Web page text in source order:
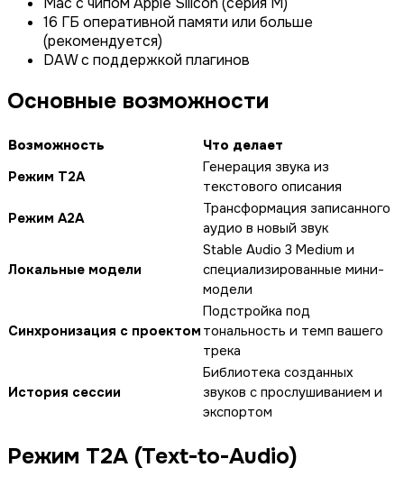
16 ГБ оперативной памяти или больше
(рекомендуется)
DAW с поддержкой плагинов
Основные возможности
Возможность
Что делает
Режим T2A
Генерация звука из
текстового описания
Режим A2A
Трансформация записанного
аудио в новый звук
Локальные модели
Stable Audio 3 Medium и
специализированные мини-
модели
Синхронизация с проектом
Подстройка под
тональность и темп вашего
трека
История сессии
Библиотека созданных
звуков с прослушиванием и
экспортом
Режим T2A (Text-to-Audio)